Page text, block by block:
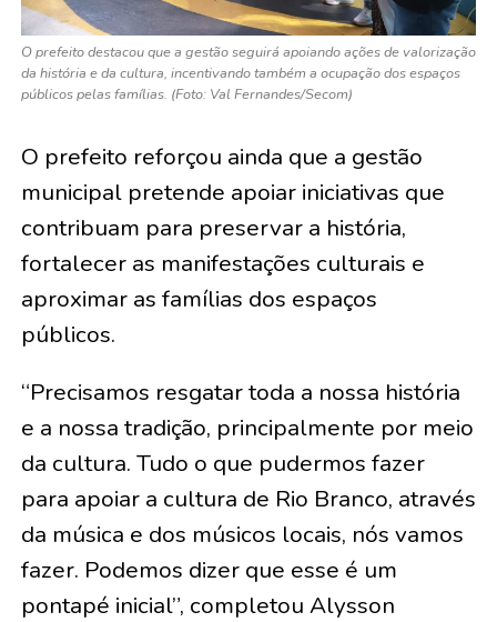
O prefeito destacou que a gestão seguirá apoiando ações de valorização
da história e da cultura, incentivando também a ocupação dos espaços
públicos pelas famílias. (Foto: Val Fernandes/Secom)
O prefeito reforçou ainda que a gestão
municipal pretende apoiar iniciativas que
contribuam para preservar a história,
fortalecer as manifestações culturais e
aproximar as famílias dos espaços
públicos.
“Precisamos resgatar toda a nossa história
e a nossa tradição, principalmente por meio
da cultura. Tudo o que pudermos fazer
para apoiar a cultura de Rio Branco, através
da música e dos músicos locais, nós vamos
fazer. Podemos dizer que esse é um
pontapé inicial”, completou Alysson